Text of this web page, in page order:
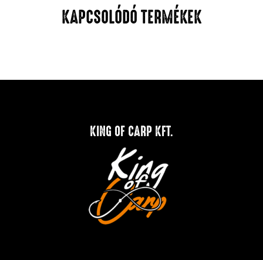
KAPCSOLÓDÓ TERMÉKEK
KING OF CARP KFT.